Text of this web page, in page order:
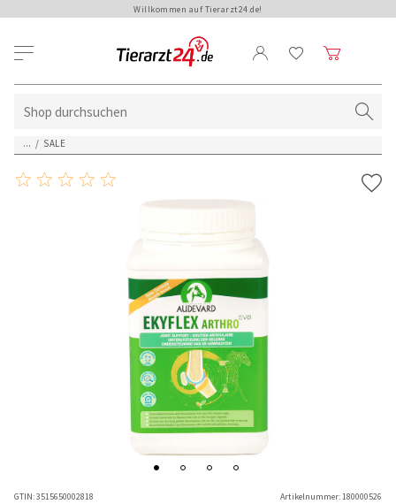
Willkommen auf Tierarzt24.de!
... / SALE
GTIN:3515650002818 Artikelnummer:180000526